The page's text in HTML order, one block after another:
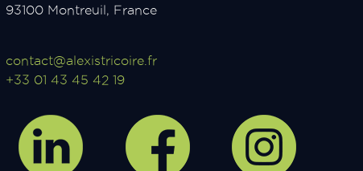
93100 Montreuil, France
contact@alexistricoire.fr
+33 01 43 45 42 19